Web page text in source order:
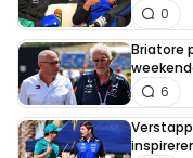
0
Briatore
6